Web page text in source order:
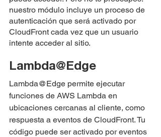
nuestro módulo incluye un proceso de
autenticación que será activado por
CloudFront cada vez que un usuario
intente acceder al sitio.
Lambda@Edge
Lambda@Edge permite ejecutar
funciones de AWS Lambda en
ubicaciones cercanas al cliente, como
respuesta a eventos de CloudFront. Tu
código puede ser activado por eventos